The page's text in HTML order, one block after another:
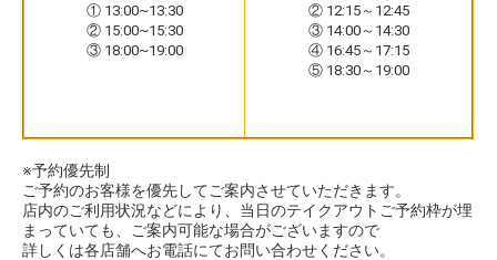
① 13:00~13:30
② 15:00~15:30
③ 18:00~19:00
② 12:15～12:45
③ 14:00～14:30
④ 16:45～17:15
⑤ 18:30～19:00
※予約優先制
ご予約のお客様を優先してご案内させていただきます。
店内のご利用状況などにより、当日のテイクアウトご予約枠が埋
まっていても、ご案内可能な場合がございますので
詳しくは各店舗へお電話にてお問い合わせください。